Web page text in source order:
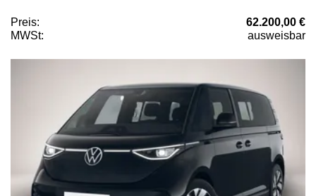
Preis:
62.200,00 €
MWSt:
ausweisbar